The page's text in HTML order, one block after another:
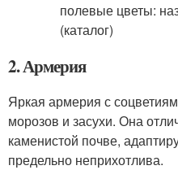
2. Армерия
Яркая армерия с
морозов и засухи. Она
каменистой почве,
предельно неприхотлива.